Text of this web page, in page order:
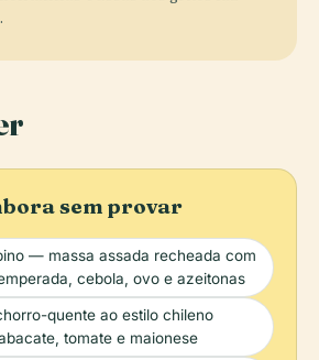
sem provar
— massa assada recheada com
cebola, ovo e azeitonas
quente ao estilo chileno
tomate e maionese